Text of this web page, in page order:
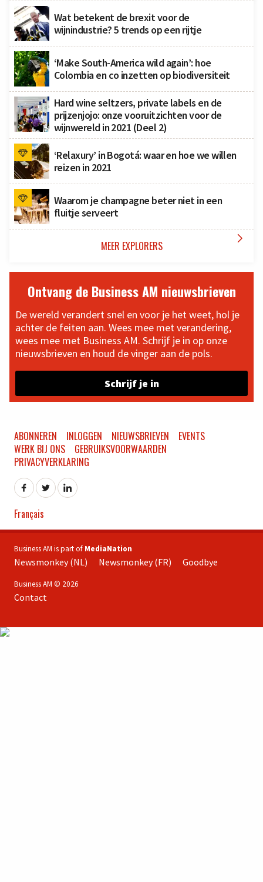
Wat betekent de brexit voor de
wijnindustrie? 5 trends op een rijtje
‘Make South-America wild again’: hoe
Colombia en co inzetten op biodiversiteit
Hard wine seltzers, private labels en de
prijzenjojo: onze vooruitzichten voor de
wijnwereld in 2021 (Deel 2)
‘Relaxury’ in Bogotá: waar en hoe we willen
reizen in 2021
Waarom je champagne beter niet in een
fluitje serveert
MEER EXPLORERS 
Ontvang de Business AM nieuwsbrieven
De wereld verandert snel en voor je het weet, hol je
achter de feiten aan. Wees mee met verandering,
wees mee met Business AM. Schrijf je in op onze
nieuwsbrieven en houd de vinger aan de pols.
Schrijf je in
ABONNEREN INLOGGEN NIEUWSBRIEVEN
EVENTS
WERK BIJ ONS
GEBRUIKSVOORWAARDEN
PRIVACYVERKLARING
Français
Business AM is part of MediaNation
Newsmonkey (NL) Newsmonkey (FR) Goodbye
Business AM © 2026
Contact